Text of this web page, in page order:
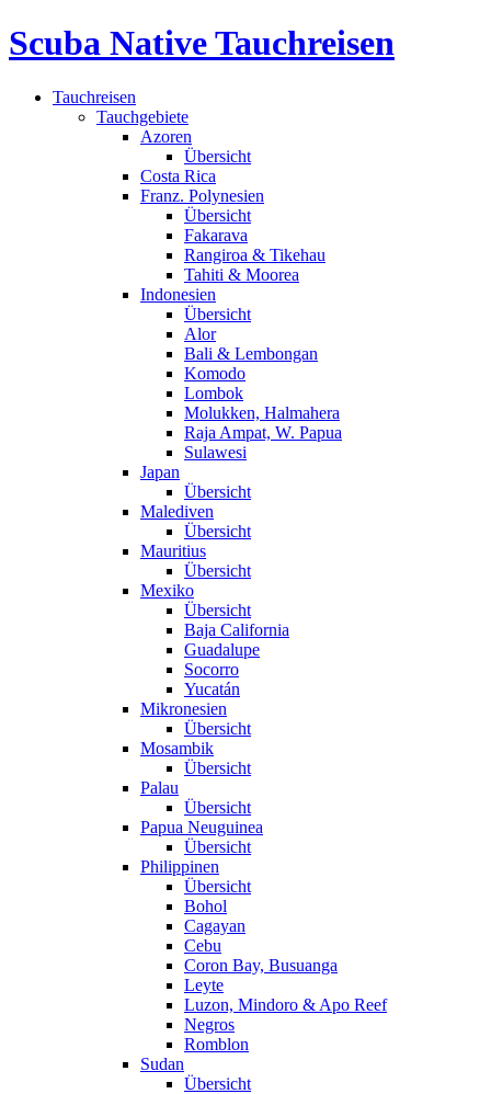
Scuba Native Tauchreisen
Tauchreisen
Tauchgebiete
Azoren
Übersicht
Costa Rica
Franz. Polynesien
Übersicht
Fakarava
Rangiroa & Tikehau
Tahiti & Moorea
Indonesien
Übersicht
Alor
Bali & Lembongan
Komodo
Lombok
Molukken, Halmahera
Raja Ampat, W. Papua
Sulawesi
Japan
Übersicht
Malediven
Übersicht
Mauritius
Übersicht
Mexiko
Übersicht
Baja California
Guadalupe
Socorro
Yucatán
Mikronesien
Übersicht
Mosambik
Übersicht
Palau
Übersicht
Papua Neuguinea
Übersicht
Philippinen
Übersicht
Bohol
Cagayan
Cebu
Coron Bay, Busuanga
Leyte
Luzon, Mindoro & Apo Reef
Negros
Romblon
Sudan
Übersicht